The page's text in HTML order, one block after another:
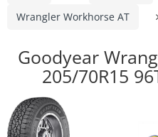
Wrangler Workhorse AT
Goodyear
205/70R15